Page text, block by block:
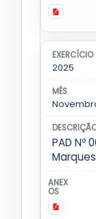
2025
PAD Nº